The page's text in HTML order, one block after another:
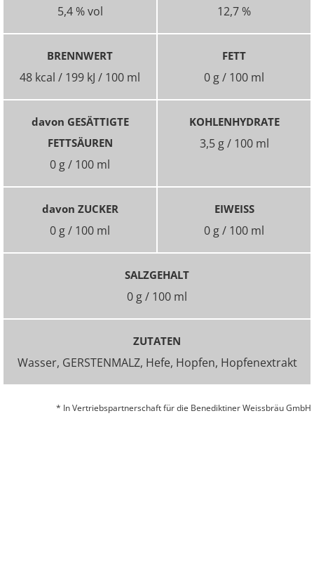
5,4 % vol 12,7 %
BRENNWERT
48 kcal / 199 kJ / 100 ml
FETT
0 g / 100 ml
davon GESÄTTIGTE
FETTSÄUREN
0 g / 100 ml
KOHLENHYDRATE
3,5 g / 100 ml
davon ZUCKER
0 g / 100 ml
EIWEISS
0 g / 100 ml
SALZGEHALT
0 g / 100 ml
ZUTATEN
Wasser, GERSTENMALZ, Hefe, Hopfen, Hopfenextrakt
* In Vertriebspartnerschaft für die Benediktiner Weissbräu GmbH